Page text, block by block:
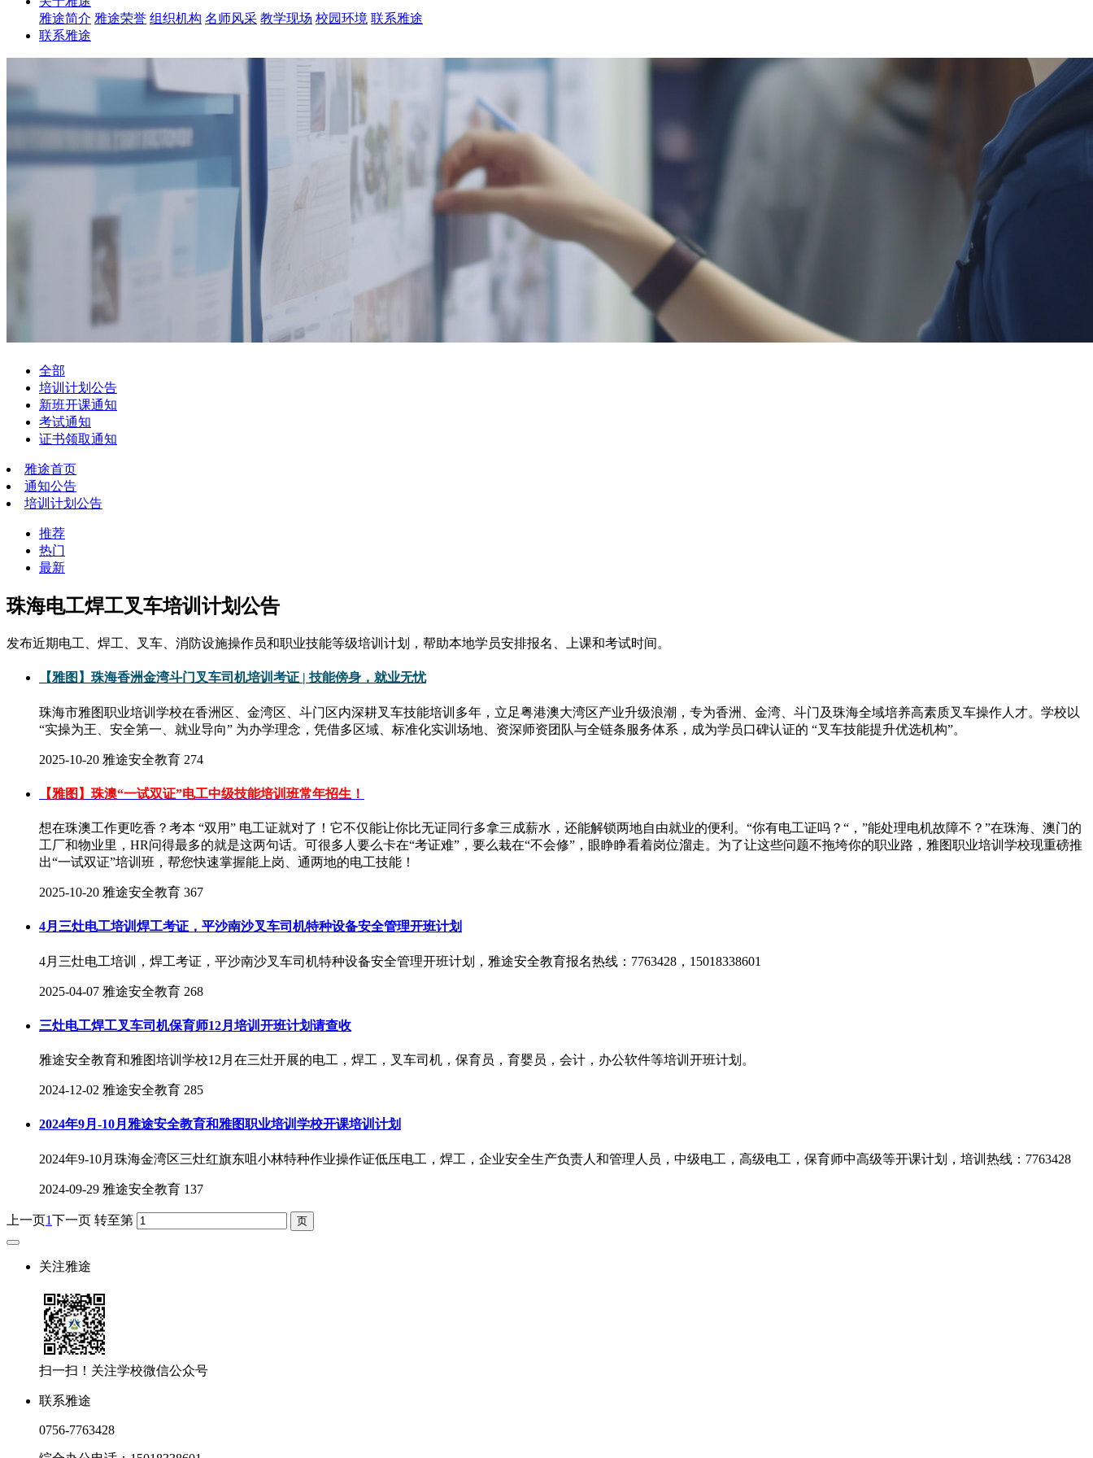
雅途简介 雅途荣誉 组织机构 名师风采 教学现场 校园环境 联系雅途
联系雅途
全部
培训计划公告
新班开课通知
考试通知
证书领取通知
雅途首页
通知公告
培训计划公告
推荐
热门
最新
珠海电工焊工叉车培训计划公告
发布近期电工、焊工、叉车、消防设施操作员和职业技能等级培训计划，帮助本地学员安排报名、上课和考试时间。
【雅图】珠海香洲金湾斗门叉车司机培训考证 | 技能傍身，就业无忧
珠海市雅图职业培训学校在香洲区、金湾区、斗门区内深耕叉车技能培训多年，立足粤港澳大湾区产业升级浪潮，专为香洲、金湾、斗门及珠海全域培养高素质叉车操作人才。学校以
“实操为王、安全第一、就业导向” 为办学理念，凭借多区域、标准化实训场地、资深师资团队与全链条服务体系，成为学员口碑认证的 “叉车技能提升优选机构”。
2025-10-20 雅途安全教育 274
【雅图】珠澳“一试双证”电工中级技能培训班常年招生！
想在珠澳工作更吃香？考本 “双用” 电工证就对了！它不仅能让你比无证同行多拿三成薪水，还能解锁两地自由就业的便利。“你有电工证吗？“，”能处理电机故障不？”在珠海、澳门的
工厂和物业里，HR问得最多的就是这两句话。可很多人要么卡在“考证难”，要么栽在“不会修”，眼睁睁看着岗位溜走。为了让这些问题不拖垮你的职业路，雅图职业培训学校现重磅推
出“一试双证”培训班，帮您快速掌握能上岗、通两地的电工技能！
2025-10-20 雅途安全教育 367
4月三灶电工培训焊工考证，平沙南沙叉车司机特种设备安全管理开班计划
4月三灶电工培训，焊工考证，平沙南沙叉车司机特种设备安全管理开班计划，雅途安全教育报名热线：7763428，15018338601
2025-04-07 雅途安全教育 268
三灶电工焊工叉车司机保育师12月培训开班计划请查收
雅途安全教育和雅图培训学校12月在三灶开展的电工，焊工，叉车司机，保育员，育婴员，会计，办公软件等培训开班计划。
2024-12-02 雅途安全教育 285
2024年9月-10月雅途安全教育和雅图职业培训学校开课培训计划
2024年9-10月珠海金湾区三灶红旗东咀小林特种作业操作证低压电工，焊工，企业安全生产负责人和管理人员，中级电工，高级电工，保育师中高级等开课计划，培训热线：7763428
2024-09-29 雅途安全教育 137
上一页1下一页 转至第
关注雅途
扫一扫！关注学校微信公众号
联系雅途
0756-7763428